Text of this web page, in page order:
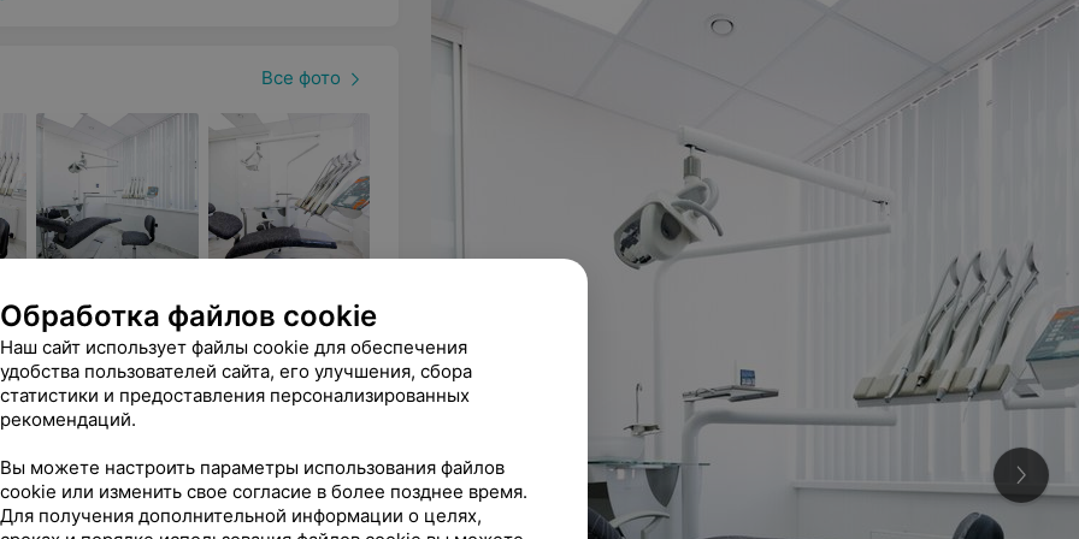
кабинетах с удобными
системой кондиционирования. В
и качественные одноразовые
изучают каждый случай, с
и запросам пациента,
конкретном случае решение
стоматологических услуг для
Все фото
Все цены
пломбы
руб.
Установка пломбы
(максимальная)
от 222,55 руб.
Эндодонтическое
зуба
от 265,51 руб.
Обработка файлов cookie
Наш сайт использует файлы cookie для обеспечения
удобства пользователей сайта, его улучшения, сбора
статистики и предоставления персонализированных
рекомендаций.
Вы можете настроить параметры использования файлов
cookie или изменить свое согласие в более позднее время.
Для получения дополнительной информации о целях,